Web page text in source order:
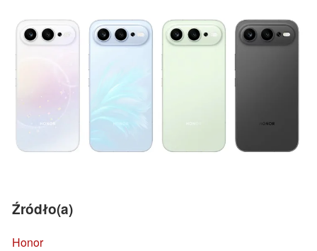
Źródło(a)
Honor